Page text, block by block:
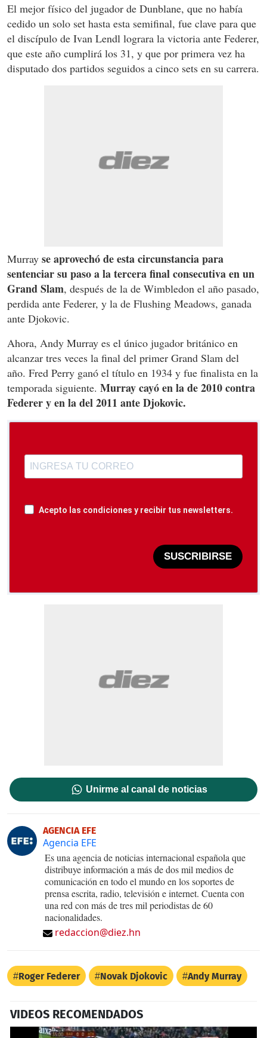
El mejor físico del jugador de Dunblane, que no había
cedido un solo set hasta esta semifinal, fue clave para que
el discípulo de Ivan Lendl lograra la victoria ante Federer,
que este año cumplirá los 31, y que por primera vez ha
disputado dos partidos seguidos a cinco sets en su carrera.
Murray se aprovechó de esta circunstancia para
sentenciar su paso a la tercera final consecutiva en un
Grand Slam, después de la de Wimbledon el año pasado,
perdida ante Federer, y la de Flushing Meadows, ganada
ante Djokovic.
Ahora, Andy Murray es el único jugador británico en
alcanzar tres veces la final del primer Grand Slam del
año. Fred Perry ganó el título en 1934 y fue finalista en la
temporada siguiente. Murray cayó en la de 2010 contra
Federer y en la del 2011 ante Djokovic.
Acepto las condiciones y recibir tus newsletters.
SUSCRIBIRSE
Unirme al canal de noticias
AGENCIA EFE
Agencia EFE
Es una agencia de noticias internacional española que
distribuye información a más de dos mil medios de
comunicación en todo el mundo en los soportes de
prensa escrita, radio, televisión e internet. Cuenta con
una red con más de tres mil periodistas de 60
nacionalidades.
redaccion@diez.hn
Roger Federer Novak Djokovic Andy Murray
VIDEOS RECOMENDADOS